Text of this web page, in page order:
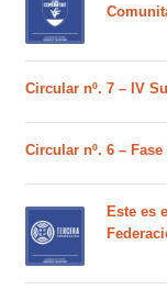
Circular nº. 7 – IV
Circular nº. 6 –
Este es